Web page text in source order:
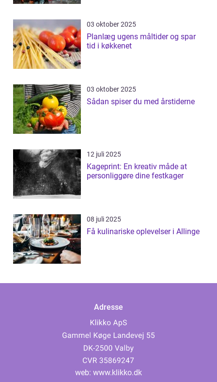
03 oktober 2025
Planlæg ugens måltider og spar
tid i køkkenet
03 oktober 2025
Sådan spiser du med årstiderne
12 juli 2025
Kageprint: En kreativ måde at
personliggøre dine festkager
08 juli 2025
Få kulinariske oplevelser i Allinge
Adresse
web: www.klikko.dk